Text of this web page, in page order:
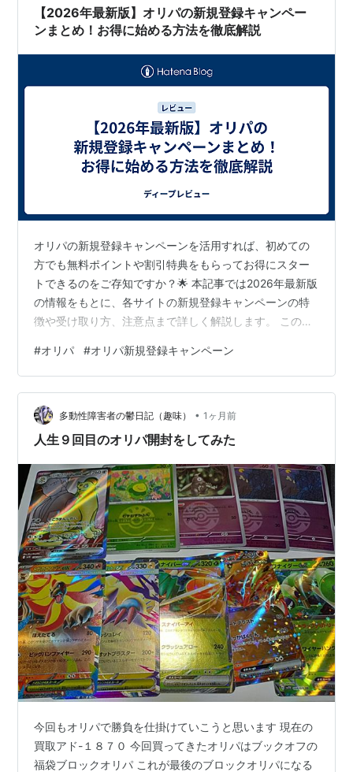
d払い単体ではなく「キャリア決済」として対応している
ケースが多い ポイ…
【2026年最新版】オリパの新規登録キャンペー
ンまとめ！お得に始める方法を徹底解説
オリパの新規登録キャンペーンを活用すれば、初めての
方でも無料ポイントや割引特典をもらってお得にスター
トできるのをご存知ですか？🌟 本記事では2026年最新版
の情報をもとに、各サイトの新規登録キャンペーンの特
徴や受け取り方、注意点まで詳しく解説します。 この記
録キャンペーンでもらえる特典の種類 ✅ サイトごとの登
録手順とキャンペーンの受け取り方 ✅ 損をしないための
注意点とよくある疑問への回答 オリパの新規登録キャン
ペーンとは？初心者向けに解説🎁 新規登録キャンペーン
でもらえる特典の種類は？3タイプに分けて解説💰 タイ
#オリパ #オリパ新規登録キャンペーン
多動性障害者の鬱日記（趣味） • 1ヶ月前
人生９回目のオリパ開封をしてみた
今回もオリパで勝負を仕掛けていこうと思います 現在の
買取アド-１８７０ 今回買ってきたオリパはブックオフの
福袋ブロックオリパ これが最後のブロックオリパになる